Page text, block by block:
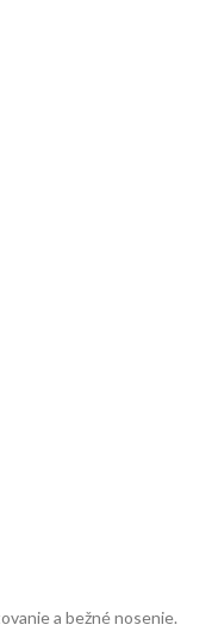
a bežné nosenie.